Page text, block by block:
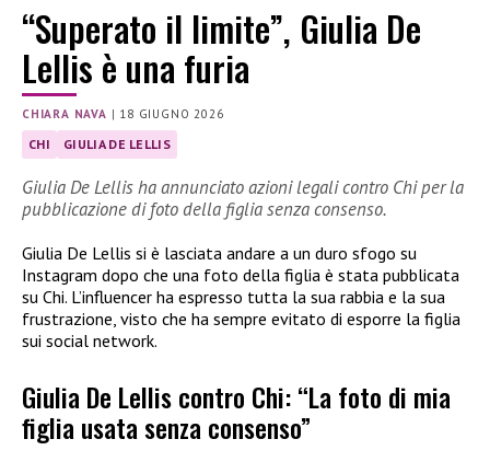
“Superato il limite”, Giulia De
Lellis è una furia
CHIARA NAVA | 18 GIUGNO 2026
CHI GIULIA DE LELLIS
Giulia De Lellis ha annunciato azioni legali contro Chi per la
pubblicazione di foto della figlia senza consenso.
Giulia De Lellis si è lasciata andare a un duro sfogo su
Instagram dopo che una foto della figlia è stata pubblicata
su Chi. L’influencer ha espresso tutta la sua rabbia e la sua
frustrazione, visto che ha sempre evitato di esporre la figlia
sui social network.
Giulia De Lellis contro Chi: “La foto di mia
figlia usata senza consenso”